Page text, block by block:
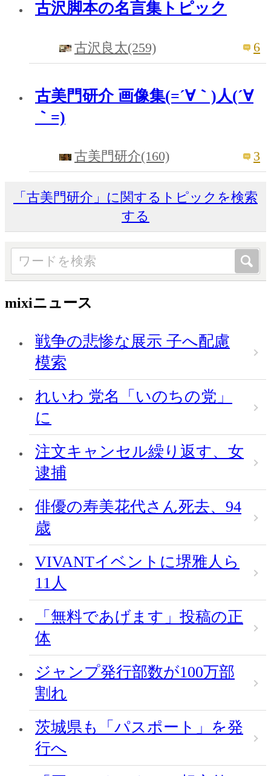
古沢脚本の名言集トピック
古沢良太(259) 6
古美門研介 画像集(=´∀｀)人(´∀
｀=)
古美門研介(160) 3
「古美門研介」に関するトピックを検索
する
mixiニュース
戦争の悲惨な展示 子へ配慮
模索
れいわ 党名「いのちの党」
に
注文キャンセル繰り返す、女
逮捕
俳優の寿美花代さん死去、94
歳
VIVANTイベントに堺雅人ら
11人
「無料であげます」投稿の正
体
ジャンプ発行部数が100万部
割れ
茨城県も「パスポート」を発
行へ